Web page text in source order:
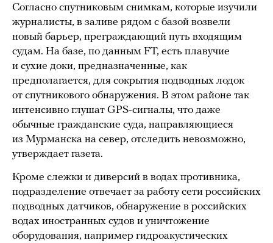
Согласно спутниковым снимкам, которые изучили
журналисты, в заливе рядом с базой возвели
новый барьер, преграждающий путь входящим
судам. На базе, по данным FT, есть плавучие
и сухие доки, предназначенные, как
предполагается, для сокрытия подводных лодок
от спутникового обнаружения. В этом районе так
интенсивно глушат GPS-сигналы, что даже
обычные гражданские суда, направляющиеся
из Мурманска на север, отследить невозможно,
утверждает газета.
Кроме слежки и диверсий в водах противника,
подразделение отвечает за работу сети российских
подводных датчиков, обнаружение в российских
водах иностранных судов и уничтожение
оборудования, например гидроакустических